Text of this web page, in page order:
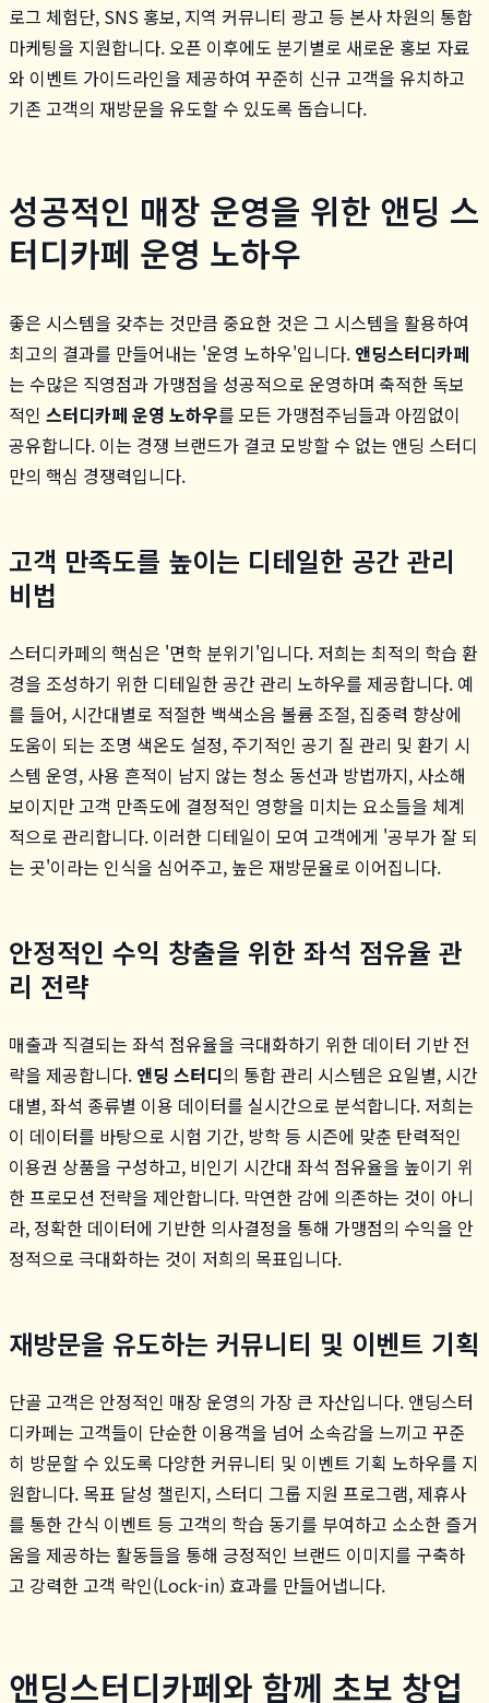
로그 체험단, SNS 홍보, 지역 커뮤니티 광고 등 본사 차원의 통합
마케팅을 지원합니다. 오픈 이후에도 분기별로 새로운 홍보 자료
와 이벤트 가이드라인을 제공하여 꾸준히 신규 고객을 유치하고
기존 고객의 재방문을 유도할 수 있도록 돕습니다.
성공적인 매장 운영을 위한 앤딩 스
터디카페 운영 노하우
좋은 시스템을 갖추는 것만큼 중요한 것은 그 시스템을 활용하여
최고의 결과를 만들어내는 '운영 노하우'입니다. 앤딩스터디카페
는 수많은 직영점과 가맹점을 성공적으로 운영하며 축적한 독보
적인 스터디카페 운영 노하우를 모든 가맹점주님들과 아낌없이
공유합니다. 이는 경쟁 브랜드가 결코 모방할 수 없는 앤딩 스터디
만의 핵심 경쟁력입니다.
고객 만족도를 높이는 디테일한 공간 관리
비법
스터디카페의 핵심은 '면학 분위기'입니다. 저희는 최적의 학습 환
경을 조성하기 위한 디테일한 공간 관리 노하우를 제공합니다. 예
를 들어, 시간대별로 적절한 백색소음 볼륨 조절, 집중력 향상에
도움이 되는 조명 색온도 설정, 주기적인 공기 질 관리 및 환기 시
스템 운영, 사용 흔적이 남지 않는 청소 동선과 방법까지, 사소해
보이지만 고객 만족도에 결정적인 영향을 미치는 요소들을 체계
적으로 관리합니다. 이러한 디테일이 모여 고객에게 '공부가 잘 되
는 곳'이라는 인식을 심어주고, 높은 재방문율로 이어집니다.
안정적인 수익 창출을 위한 좌석 점유율 관
리 전략
매출과 직결되는 좌석 점유율을 극대화하기 위한 데이터 기반 전
략을 제공합니다. 앤딩 스터디의 통합 관리 시스템은 요일별, 시간
대별, 좌석 종류별 이용 데이터를 실시간으로 분석합니다. 저희는
이 데이터를 바탕으로 시험 기간, 방학 등 시즌에 맞춘 탄력적인
이용권 상품을 구성하고, 비인기 시간대 좌석 점유율을 높이기 위
한 프로모션 전략을 제안합니다. 막연한 감에 의존하는 것이 아니
라, 정확한 데이터에 기반한 의사결정을 통해 가맹점의 수익을 안
정적으로 극대화하는 것이 저희의 목표입니다.
재방문을 유도하는 커뮤니티 및 이벤트 기획
단골 고객은 안정적인 매장 운영의 가장 큰 자산입니다. 앤딩스터
디카페는 고객들이 단순한 이용객을 넘어 소속감을 느끼고 꾸준
히 방문할 수 있도록 다양한 커뮤니티 및 이벤트 기획 노하우를 지
원합니다. 목표 달성 챌린지, 스터디 그룹 지원 프로그램, 제휴사
를 통한 간식 이벤트 등 고객의 학습 동기를 부여하고 소소한 즐거
움을 제공하는 활동들을 통해 긍정적인 브랜드 이미지를 구축하
고 강력한 고객 락인(Lock-in) 효과를 만들어냅니다.
앤딩스터디카페와 함께 초보 창업